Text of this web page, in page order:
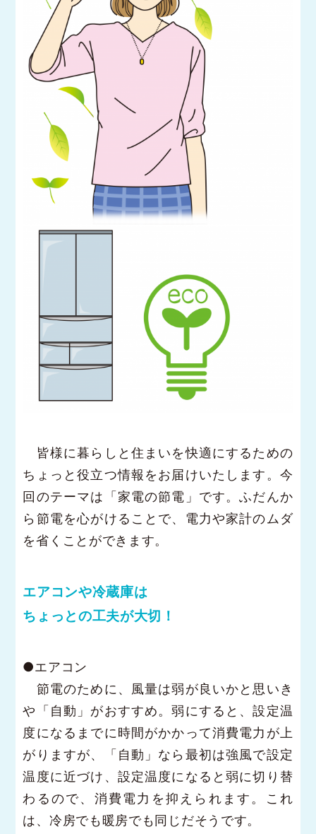
皆様に暮らしと住まいを快適にするための
ちょっと役立つ情報をお届けいたします。今
回のテーマは「家電の節電」です。ふだんか
ら節電を心がけることで、電力や家計のムダ
を省くことができます。
エアコンや冷蔵庫は
ちょっとの工夫が大切！
●エアコン
節電のために、風量は弱が良いかと思いき
や「自動」がおすすめ。弱にすると、設定温
度になるまでに時間がかかって消費電力が上
がりますが、「自動」なら最初は強風で設定
温度に近づけ、設定温度になると弱に切り替
わるので、消費電力を抑えられます。これ
は、冷房でも暖房でも同じだそうです。